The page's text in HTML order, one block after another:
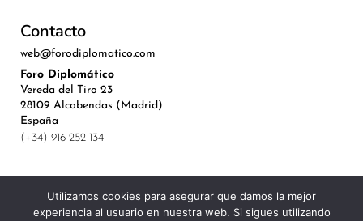
Contacto
web@forodiplomatico.com
Foro Diplomático
Vereda del Tiro 23
28109 Alcobendas (Madrid)
España
(+34) 916 252 134
Utilizamos cookies para asegurar que damos la mejor
experiencia al usuario en nuestra web. Si sigues utilizando